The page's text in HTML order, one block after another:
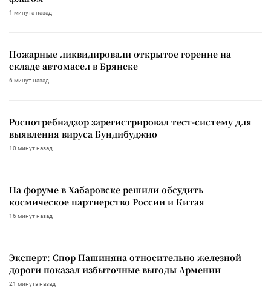
1 минута назад
Пожарные ликвидировали открытое горение на
складе автомасел в Брянске
6 минут назад
Роспотребнадзор зарегистрировал тест-систему для
выявления вируса Бундибуджио
10 минут назад
На форуме в Хабаровске решили обсудить
космическое партнерство России и Китая
16 минут назад
Эксперт: Спор Пашиняна относительно железной
дороги показал избыточные выгоды Армении
21 минута назад